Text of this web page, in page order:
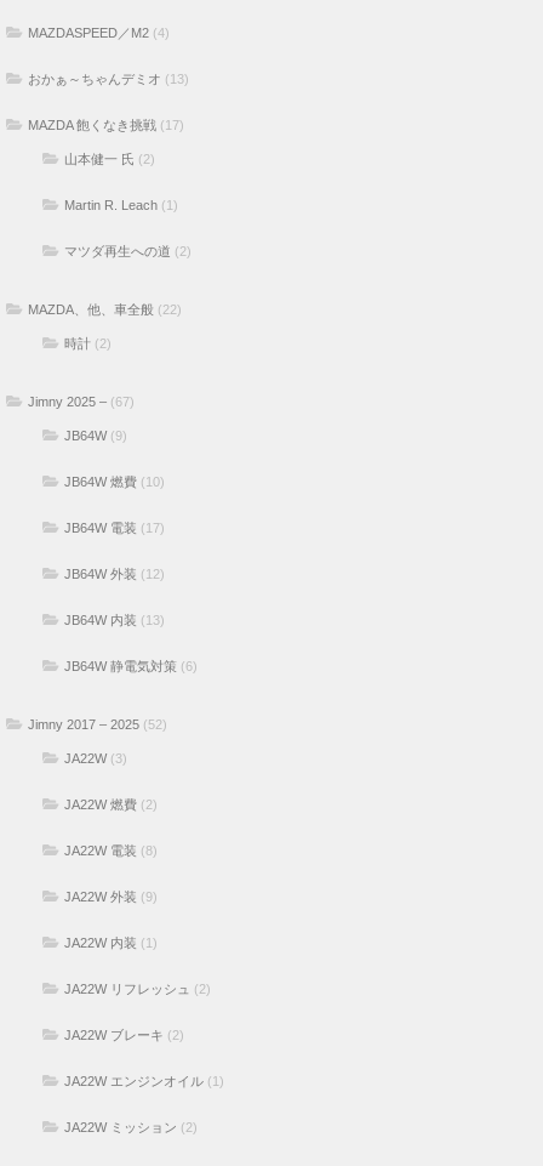
MAZDASPEED／M2 (4)
おかぁ～ちゃんデミオ (13)
MAZDA 飽くなき挑戦 (17)
山本健一 氏 (2)
Martin R. Leach (1)
マツダ再生への道 (2)
MAZDA、他、車全般 (22)
時計 (2)
Jimny 2025 – (67)
JB64W (9)
JB64W 燃費 (10)
JB64W 電装 (17)
JB64W 外装 (12)
JB64W 内装 (13)
JB64W 静電気対策 (6)
Jimny 2017 – 2025 (52)
JA22W (3)
JA22W 燃費 (2)
JA22W 電装 (8)
JA22W 外装 (9)
JA22W 内装 (1)
JA22W リフレッシュ (2)
JA22W ブレーキ (2)
JA22W エンジンオイル (1)
JA22W ミッション (2)